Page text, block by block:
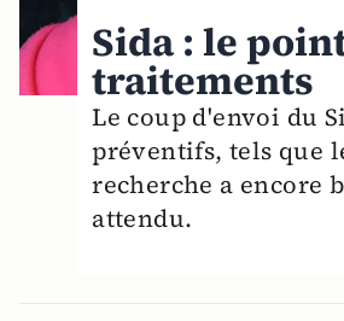
Sida : le
traitements
Le coup d'envoi du
préventifs, tels que
recherche a encore
attendu.